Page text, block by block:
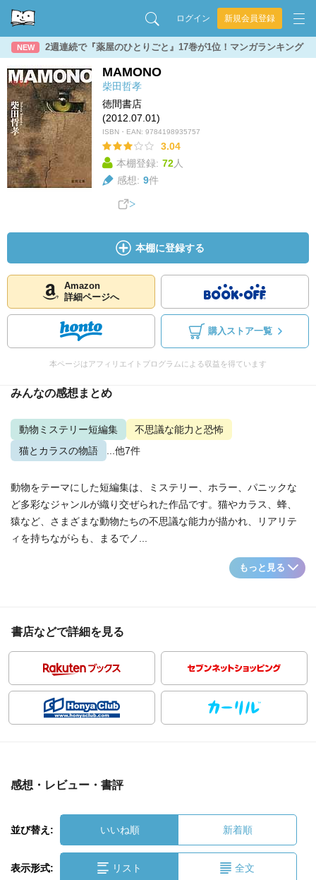
ログイン 新規会員登録
NEW 2週連続で『薬屋のひとりごと』17巻が1位！マンガランキング
MAMONO
柴田哲孝
徳間書店
(2012.07.01)
ISBN・EAN: 9784198935757
3.04
本棚登録: 72人
感想: 9件
本棚に登録する
Amazon
詳細ページへ
購入ストア一覧
本ページはアフィリエイトプログラムによる収益を得ています
みんなの感想まとめ
動物ミステリー短編集
不思議な能力と恐怖
猫とカラスの物語
...他7件
動物をテーマにした短編集は、ミステリー、ホラー、パニックな
ど多彩なジャンルが織り交ぜられた作品です。猫やカラス、蜂、
猿など、さまざまな動物たちの不思議な能力が描かれ、リアリテ
ィを持ちながらも、まるでノ...
もっと見る
書店などで詳細を見る
感想・レビュー・書評
並び替え: いいね順 新着順
表示形式: リスト 全文